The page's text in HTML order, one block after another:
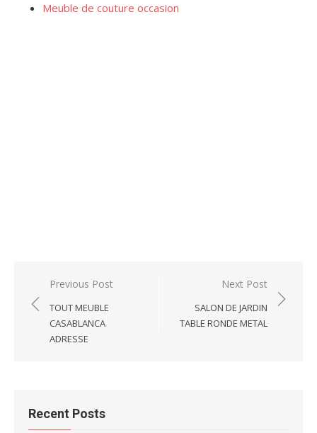
Meuble de couture occasion
Post
navigation
Previous Post
TOUT MEUBLE
CASABLANCA
ADRESSE
Next Post
SALON DE JARDIN
TABLE RONDE METAL
Recent Posts